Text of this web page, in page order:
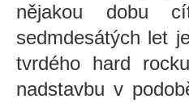
nějakou dobu
sedmdesátých let
tvrdého hard
nadstavbu v